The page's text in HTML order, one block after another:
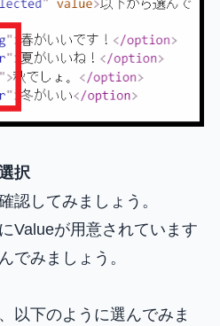
択
認してみましょう。
Valueが用意されています
でみましょう。
以下のように選んでみま